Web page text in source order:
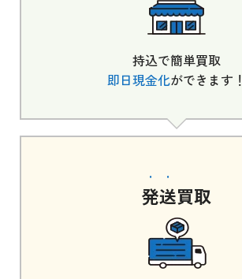
持込で簡単買取
即日現金化ができます！
発送買取